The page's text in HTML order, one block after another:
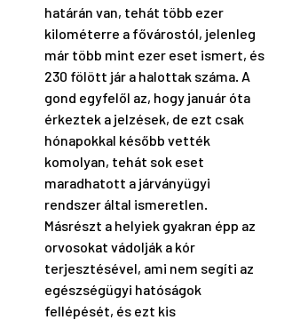
határán van, tehát több ezer
kilométerre a fővárostól, jelenleg
már több mint ezer eset ismert, és
230 fölött jár a halottak száma. A
gond egyfelől az, hogy január óta
érkeztek a jelzések, de ezt csak
hónapokkal később vették
komolyan, tehát sok eset
maradhatott a járványügyi
rendszer által ismeretlen.
Másrészt a helyiek gyakran épp az
orvosokat vádolják a kór
terjesztésével, ami nem segíti az
egészségügyi hatóságok
fellépését, és ezt kis